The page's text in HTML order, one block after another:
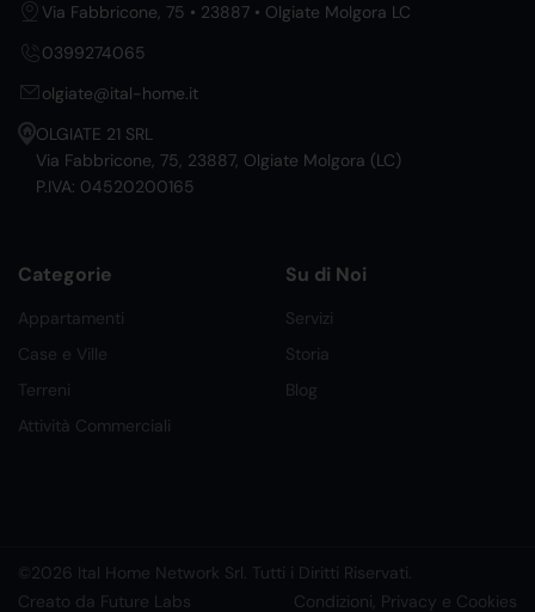
Via Fabbricone, 75 • 23887 • Olgiate Molgora LC
0399274065
olgiate@ital-home.it
OLGIATE 21 SRL
Via Fabbricone, 75, 23887, Olgiate Molgora (LC)
P.IVA: 04520200165
Categorie
Appartamenti
Case e Ville
Terreni
Attività Commerciali
Su di Noi
Servizi
Storia
Blog
©2026 Ital Home Network Srl. Tutti i Diritti Riservati.
Creato da Future Labs
Condizioni, Privacy e Cookies